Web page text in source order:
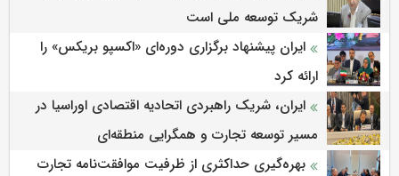
شریک توسعه ملی است
ایران پیشنهاد برگزاری دوره‌ای «اکسپو بریکس» را
ارائه کرد
ایران، شریک راهبردی اتحادیه اقتصادی اوراسیا در
مسیر توسعه تجارت و همگرایی منطقه‌ای
بهره‌گیری حداکثری از ظرفیت موافقت‌نامه تجارت